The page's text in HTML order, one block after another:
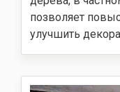
позволяет
улучшить